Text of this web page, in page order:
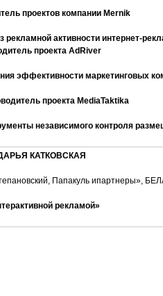
проектов компании Mernik
рекламной активности интернет-
проекта AdRiver
эффективности маркетинговых
проекта MediaTaktika
независимого контроля
КАТКОВСКАЯ
Папакуль ипартнеры»,
рекламой»